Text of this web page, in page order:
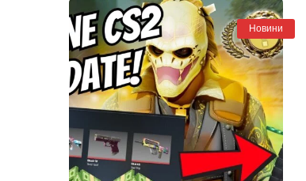
Новини